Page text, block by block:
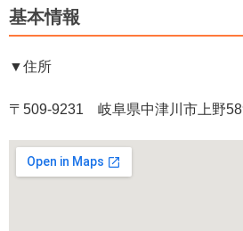
基本情報
▼住所
〒509-9231 岐阜県中津川市上野